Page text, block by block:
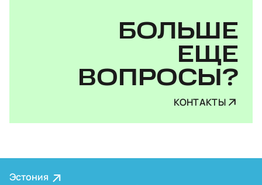
БОЛЬШЕ
ЕЩЕ
ВОПРОСЫ?
КОНТАКТЫ
Эстония